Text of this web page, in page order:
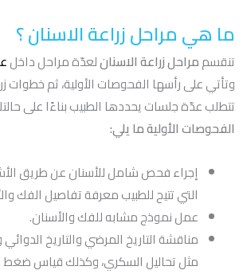
ما هي مراحل زراعة الاسنان ؟
تنقسممراحل زراعة الاسنانلعدّة مراحل داخل
وتأتي على رأسها الفحوصات الأولية، ثم خطوات
تتطلب عدّة جلسات يحددها الطبيب بناءًا على
الفحوصات الأولية ما يلي:
إجراء فحص شامل للأسنان عن طريق
التي تتيح للطبيب معرفة تفاصيل الفك
عمل نموذج مشابه للفك والأسنان.
مناقشة التاريخ المرضي والتاريخ
مثل تحاليل السكري، وكذلك قياس ضغط